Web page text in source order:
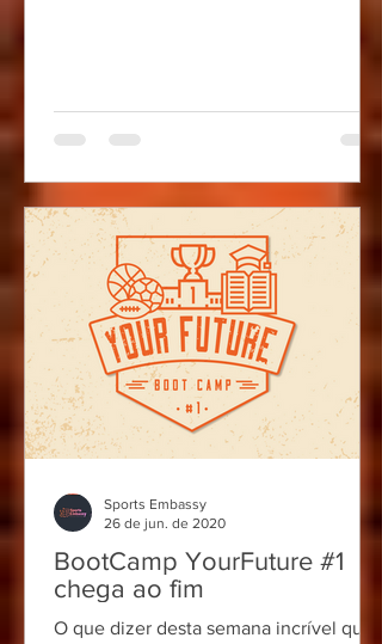
BootCamp YourFuture #1
chega ao fim
O que dizer desta semana incrível que
Sports Embassy
26 de jun. de 2020